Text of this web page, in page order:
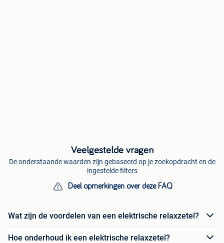
Veelgestelde vragen
De onderstaande waarden zijn gebaseerd op je zoekopdracht en de
ingestelde filters
Deel opmerkingen over deze FAQ
Wat zijn de voordelen van een elektrische relaxzetel?
Hoe onderhoud ik een elektrische relaxzetel?